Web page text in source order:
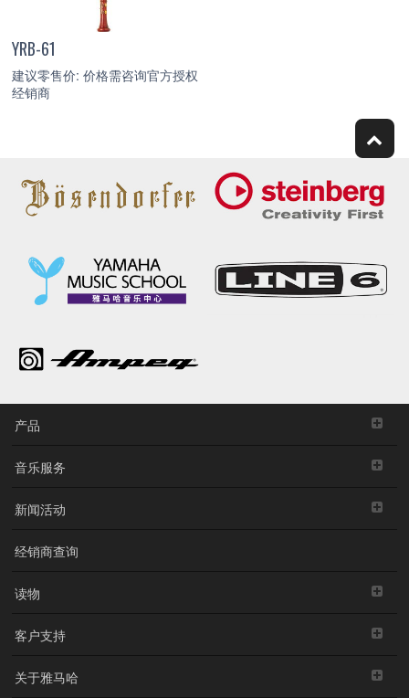
YRB-61
建议零售价: 价格需咨询官方授权
经销商
产品
音乐服务
新闻活动
经销商查询
读物
客户支持
关于雅马哈